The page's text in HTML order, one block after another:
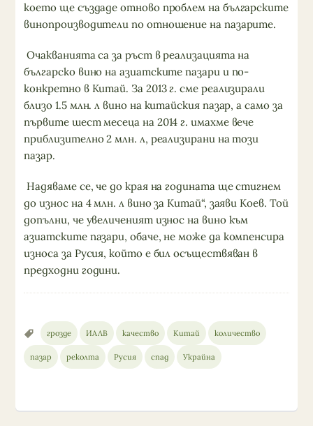
което ще създаде отново проблем на българските
винопроизводители по отношение на пазарите.
Очакванията са за ръст в реализацията на
българско вино на азиатските пазари и по-
конкретно в Китай. За 2013 г. сме реализирали
близо 1.5 млн. л вино на китайския пазар, а само за
първите шест месеца на 2014 г. имахме вече
приблизително 2 млн. л, реализирани на този
пазар.
Надяваме се, че до края на годината ще стигнем
до износ на 4 млн. л вино за Китай“, заяви Коев. Той
допълни, че увеличеният износ на вино към
азиатските пазари, обаче, не може да компенсира
износа за Русия, който е бил осъществяван в
предходни години.
грозде ИАЛВ качество Китай количество
пазар реколта Русия спад Украйна